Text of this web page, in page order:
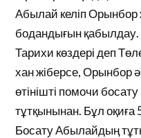
Абылай келіп Орынбор
бодандығын қабылдау.
Тарихи көздері деп
хан жіберсе, Орынбор
өтінішті помочи
тұтқынынан. Бұл
Босату Абылайдың